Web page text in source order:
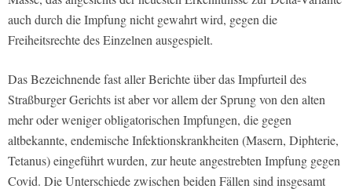
auch durch die Impfung nicht gewahrt wird, gegen die
Freiheitsrechte des Einzelnen ausgespielt.
Das Bezeichnende fast aller Berichte über das Impfurteil des
Straßburger Gerichts ist aber vor allem der Sprung von den alten
mehr oder weniger obligatorischen Impfungen, die gegen
altbekannte, endemische Infektionskrankheiten (Masern, Diphterie,
Tetanus) eingeführt wurden, zur heute angestrebten Impfung gegen
Covid. Die Unterschiede zwischen beiden Fällen sind insgesamt